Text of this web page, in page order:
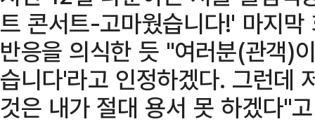
트 콘서트-고마웠습니다!' 마지
반응을 의식한 듯 "여러분(관객)
습니다'라고 인정하겠다. 그런데
것은 내가 절대 용서 못 하겠다"